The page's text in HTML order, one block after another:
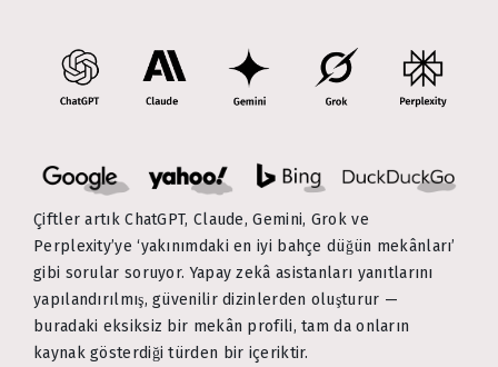
Çiftler artık ChatGPT, Claude, Gemini, Grok ve
Perplexity’ye ‘yakınımdaki en iyi bahçe düğün mekânları’
gibi sorular soruyor. Yapay zekâ asistanları yanıtlarını
yapılandırılmış, güvenilir dizinlerden oluşturur —
buradaki eksiksiz bir mekân profili, tam da onların
kaynak gösterdiği türden bir içeriktir.